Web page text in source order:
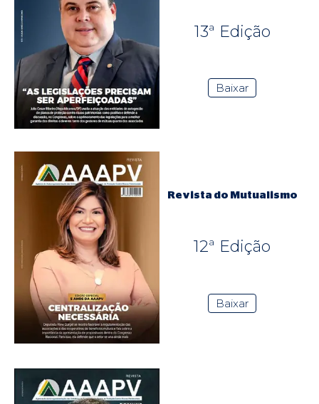
13ª Edição
Baixar
Revista do Mutualismo
12ª Edição
Baixar